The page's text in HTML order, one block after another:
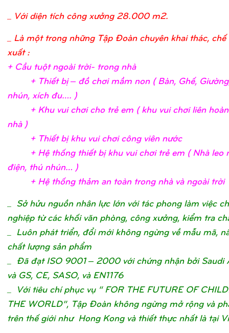
Với diện tích công xưởng 28.000 m2.
_ Là một trong những Tập Đoàn chuyên khai thác, chế
xuất :
+ Cầu tuột ngoài trời- trong nhà
+ Thiết bị– đồchơi mầm non ( Bàn, Ghế, Giườ
nhún, xích đu…. )
+ Khu vui chơi cho trẻem ( khu vui chơi liên
nhà )
+ Thiết bịkhu vui chơi công viên nước
+ Hệthống thiết bịkhu vui chơi trẻem ( Nhà leo
điện, thú nhún… )
+ Hệthống thảm an toàn trong nhà và ngoài trời
Sở hửu nguồn nhân lực lớn với tác phong làm việc
nghiệp từ các khối văn phòng, công xưởng, kiểm tra
_ Luôn phát triển, đổi mới không ngừng về mẫu mã,
chất lượng sản phẩm
_ Đã đạt ISO 9001 – 2000 với chứng nhận bởi Saudi
và GS, CE, SASO, và EN1176
_ Với tiêu chí phục vụ “ FOR THE FUTURE OF
THE WORLD”, Tập Đoàn không ngừng mở rộng và
trên thế giới như Hong Kong và thiết thực nhất là tại